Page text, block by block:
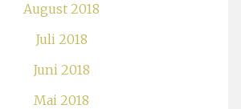
August 2018
Juli 2018
Juni 2018
Mai 2018